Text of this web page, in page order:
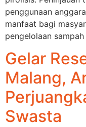
penggunaan
manfaat bagi
pengelolaan
Gelar
Malang,
Swasta